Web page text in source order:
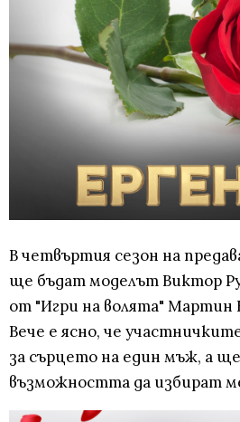
В четвъртия сезон на
ще бъдат моделът Виктор
от "Игри на волята" Мартин
Вече е ясно, че
за сърцето на един мъж, а
възможността да избират